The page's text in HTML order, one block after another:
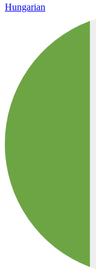
Hungarian